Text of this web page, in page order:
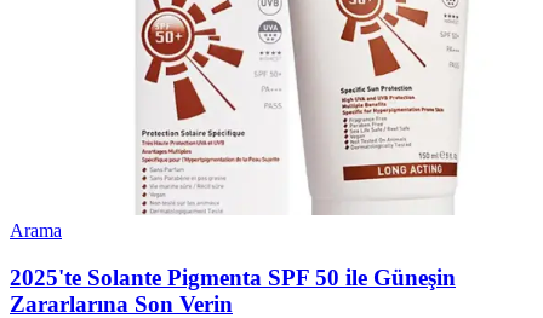
Arama
2025'te Solante Pigmenta SPF 50 ile Güneşin
Zararlarına Son Verin